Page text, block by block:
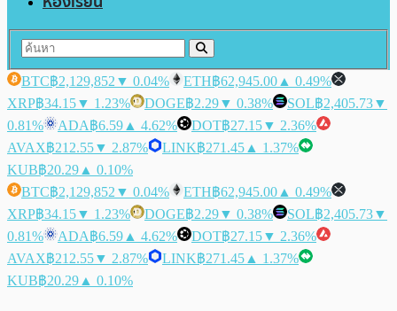
BTC฿2,129,852 ▼ 0.04% ETH฿62,945.00 ▲ 0.49%
XRP฿34.15▼ 1.23% DOGE฿2.29▼ 0.38% SOL฿2,405.73▼
0.81%
ADA฿6.59 ▲ 4.62% DOT฿27.15▼ 2.36%
AVAX฿212.55▼ 2.87% LINK฿271.45 ▲ 1.37%
KUB฿20.29 ▲ 0.10%
BTC฿2,129,852 ▼ 0.04% ETH฿62,945.00 ▲ 0.49%
XRP฿34.15▼ 1.23% DOGE฿2.29▼ 0.38% SOL฿2,405.73▼
0.81%
ADA฿6.59 ▲ 4.62% DOT฿27.15▼ 2.36%
AVAX฿212.55▼ 2.87% LINK฿271.45 ▲ 1.37%
KUB฿20.29 ▲ 0.10%